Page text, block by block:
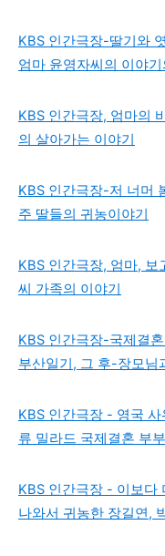
KBS 인간극장-딸기와
엄마 윤영자씨의 이야
KBS 인간극장, 엄마의
의 살아가는 이야기
KBS 인간극장-저 너머
주 딸들의 귀농이야기
KBS 인간극장, 엄마, 보
씨 가족의 이야기
KBS 인간극장-국제결
부산일기, 그 후-장모님
KBS 인간극장 - 영국
류 밀라드 국제결혼 부
KBS 인간극장 - 이보다
나와서 귀농한 장길연,